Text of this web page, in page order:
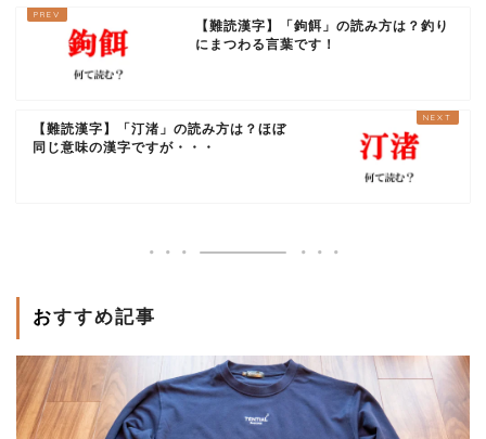
【難読漢字】「鉤餌」の読み方は？釣り
にまつわる言葉です！
【難読漢字】「汀渚」の読み方は？ほぼ
同じ意味の漢字ですが・・・
おすすめ記事